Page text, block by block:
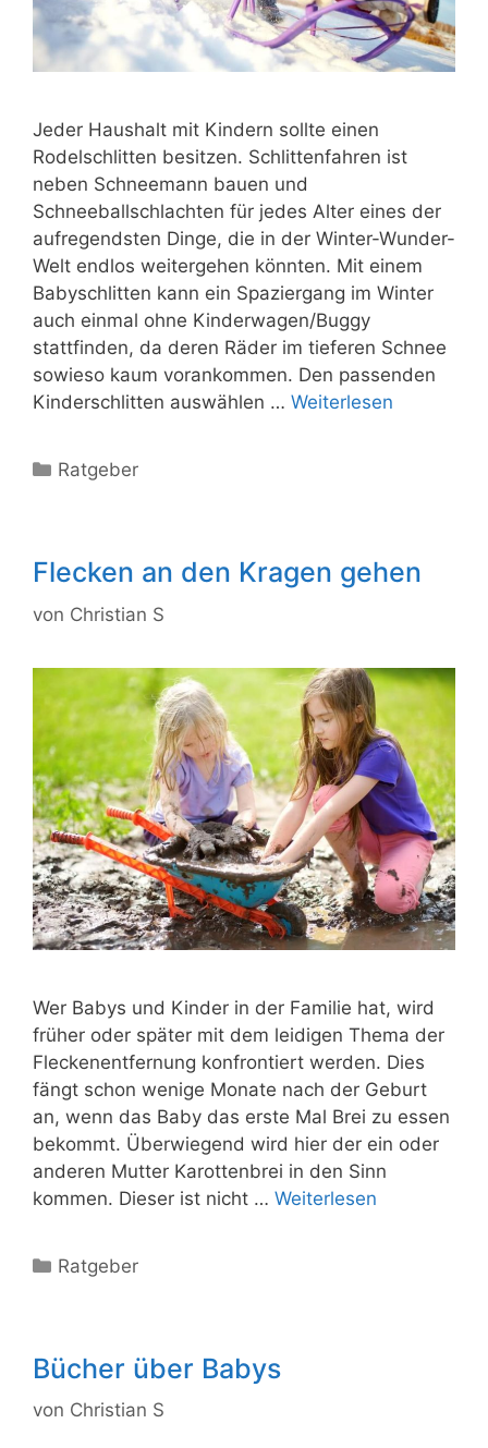
Jeder Haushalt mit Kindern sollte einen
Rodelschlitten besitzen. Schlittenfahren ist
neben Schneemann bauen und
Schneeballschlachten für jedes Alter eines der
aufregendsten Dinge, die in der Winter-Wunder-
Welt endlos weitergehen könnten. Mit einem
Babyschlitten kann ein Spaziergang im Winter
auch einmal ohne Kinderwagen/Buggy
stattfinden, da deren Räder im tieferen Schnee
sowieso kaum vorankommen. Den passenden
Kinderschlitten auswählen … Weiterlesen
Kategorien
Ratgeber
Flecken an den Kragen gehen
von Christian S
Wer Babys und Kinder in der Familie hat, wird
früher oder später mit dem leidigen Thema der
Fleckenentfernung konfrontiert werden. Dies
fängt schon wenige Monate nach der Geburt
an, wenn das Baby das erste Mal Brei zu essen
bekommt. Überwiegend wird hier der ein oder
anderen Mutter Karottenbrei in den Sinn
kommen. Dieser ist nicht … Weiterlesen
Kategorien
Ratgeber
Bücher über Babys
von Christian S